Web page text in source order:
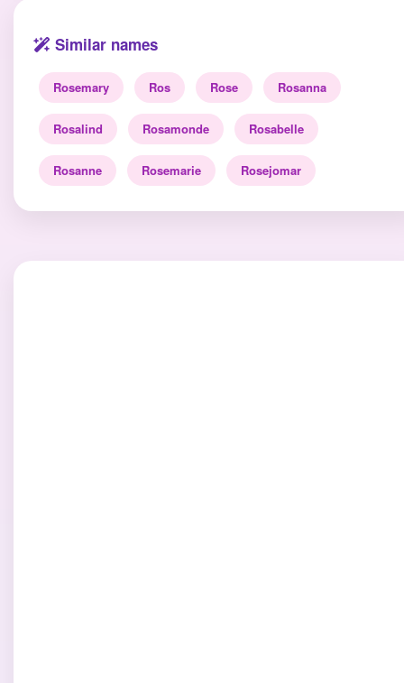
Similar names
Rosemary Ros Rose Rosanna
Rosalind Rosamonde Rosabelle
Rosanne Rosemarie Rosejomar